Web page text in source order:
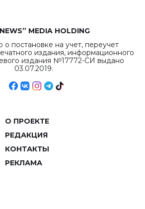
MEDIA HOLDING
о постановке на учет, переучет
издания, информационного
издания №17772-СИ выдано
03.07.2019.
О ПРОЕКТЕ
РЕДАКЦИЯ
КОНТАКТЫ
РЕКЛАМА